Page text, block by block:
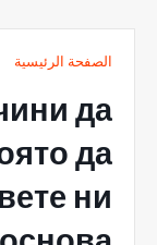
الصفحة الرئيسية
да
да
ни